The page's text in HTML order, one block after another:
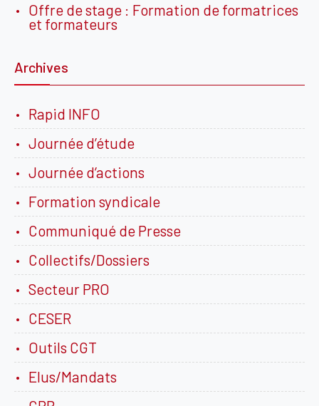
Offre de stage : Formation de formatrices
et formateurs
Archives
Rapid INFO
Journée d’étude
Journée d’actions
Formation syndicale
Communiqué de Presse
Collectifs/Dossiers
Secteur PRO
CESER
Outils CGT
Elus/Mandats